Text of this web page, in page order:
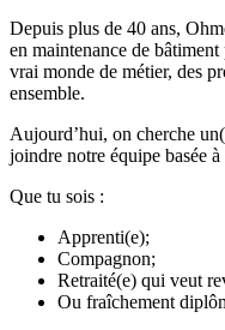
Depuis plus de 40 ans,
en maintenance de
vrai monde de métier, des
ensemble.
Aujourd’hui, on cherche
joindre notre équipe basée à
Que tu sois :
Apprenti(e);
Compagnon;
Retraité(e) qui veut
Ou fraîchement